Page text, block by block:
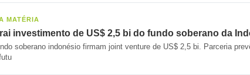
MATÉRIA
investimento de US$ 2,5 bi do fundo soberano da
soberano indonésio firmam joint venture de US$ 2,5 bi. Parceria